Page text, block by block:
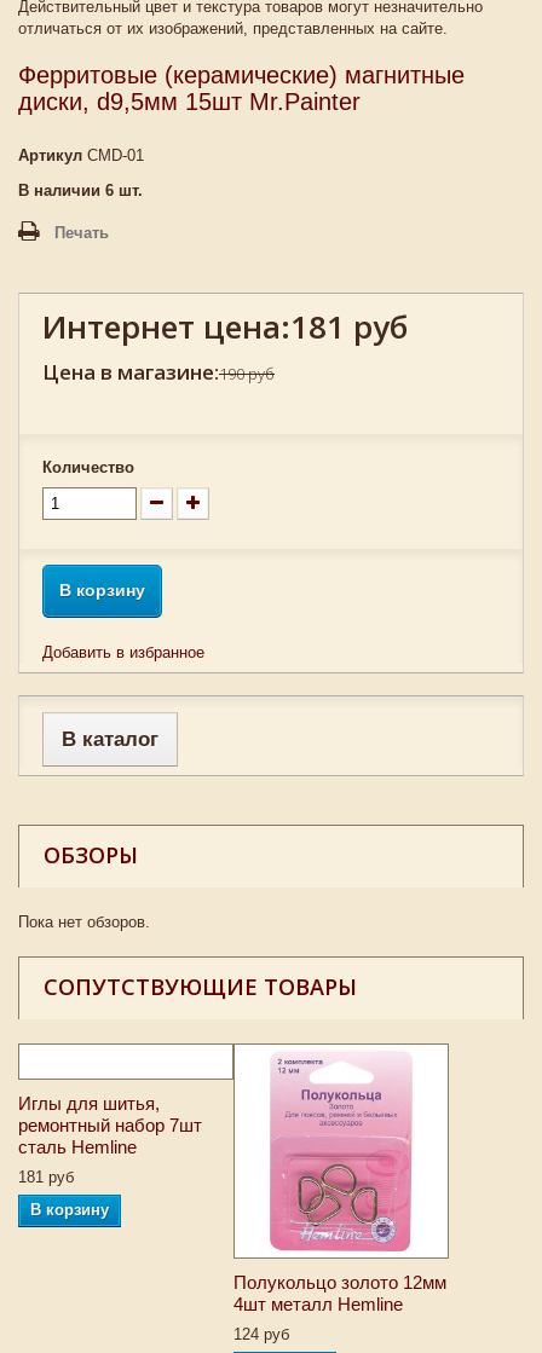
Действительный цвет и текстура товаров могут незначительно
отличаться от их изображений, представленных на сайте.
Ферритовые (керамические) магнитные
диски, d9,5мм 15шт Mr.Painter
Артикул CMD-01
В наличии 6 шт.
Печать
Интернет цена:181 руб
Цена в магазине:190 руб
Количество
В корзину
Добавить в избранное
В каталог
ОБЗОРЫ
Пока нет обзоров.
СОПУТСТВУЮЩИЕ ТОВАРЫ
Иглы для шитья,
ремонтный набор 7шт
сталь Hemline
181 руб
В корзину
Полукольцо золото 12мм
4шт металл Hemline
124 руб